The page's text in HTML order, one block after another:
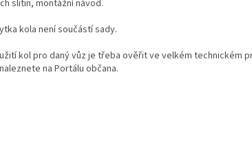
slitin, montážní návod.
kola není součástí sady.
kol pro daný vůz je třeba ověřit ve velkém technickém
na Portálu občana.